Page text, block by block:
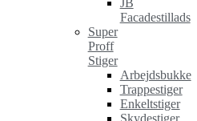
Facadestillads
Super
Proff
Stiger
Arbejdsbukke
Trappestiger
Enkeltstiger
Skydestiger